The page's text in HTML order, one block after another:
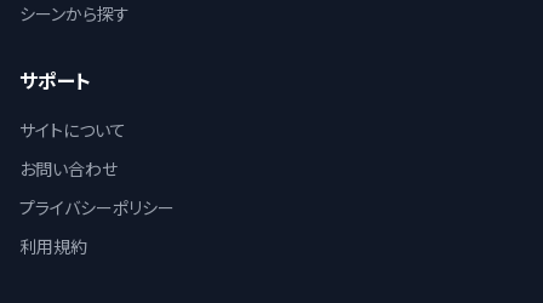
シーンから探す
サポート
サイトについて
お問い合わせ
プライバシーポリシー
利用規約